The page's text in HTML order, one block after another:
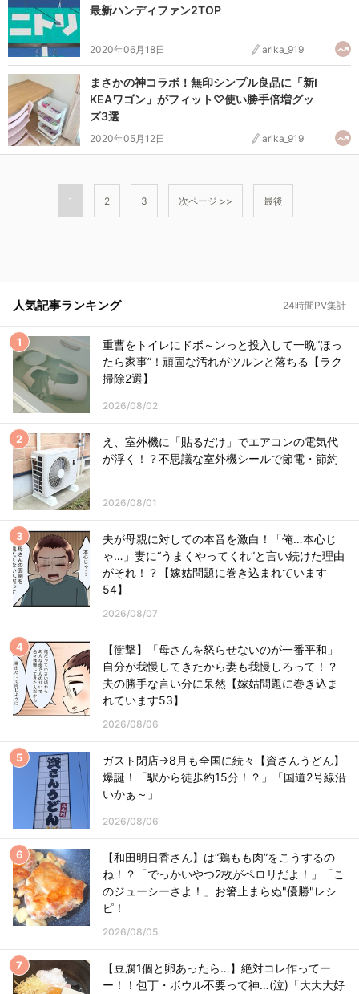
最新ハンディファン2TOP
2020年06月18日 arika_919
まさかの神コラボ！無印シンプル良品に「新I
KEAワゴン」がフィット♡使い勝手倍増グッ
ズ3選
2020年05月12日 arika_919
1 2 3 次ページ >> 最後
人気記事ランキング 24時間PV集計
重曹をトイレにドボ～ンっと投入して一晩”ほっ
たら家事”！頑固な汚れがツルンと落ちる【ラク
掃除2選】
2026/08/02
え、室外機に「貼るだけ」でエアコンの電気代
が浮く！？不思議な室外機シールで節電・節約
2026/08/01
夫が母親に対しての本音を激白！「俺…本心じ
ゃ…」妻に“うまくやってくれ”と言い続けた理由
がそれ！？【嫁姑問題に巻き込まれています
54】
2026/08/07
【衝撃】「母さんを怒らせないのが一番平和」
自分が我慢してきたから妻も我慢しろって！？
夫の勝手な言い分に呆然【嫁姑問題に巻き込ま
れています53】
2026/08/06
ガスト閉店→8月も全国に続々【資さんうどん】
爆誕！「駅から徒歩約15分！？」「国道2号線沿
いかぁ～」
2026/08/06
【和田明日香さん】は“鶏もも肉”をこうするの
ね！？「でっかいやつ2枚がペロリだよ！」「こ
のジューシーさよ！」お箸止まらぬ"優勝"レシ
ピ！
2026/08/05
【豆腐1個と卵あったら…】絶対コレ作ってー
ー！！包丁・ボウル不要って神…(泣)「大大大好